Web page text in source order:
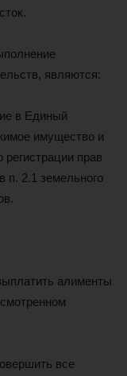
являются:
в Единый
имущество и
прав
п. 2.1 земельного
алименты
все